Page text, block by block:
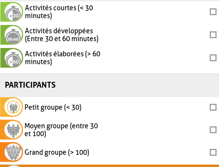
Activités courtes (< 30
minutes)
Activités développées
(Entre 30 et 60 minutes)
Activités élaborées (> 60
minutes)
PARTICIPANTS
Petit groupe (< 30)
Moyen groupe (entre 30
et 100)
Grand groupe (> 100)